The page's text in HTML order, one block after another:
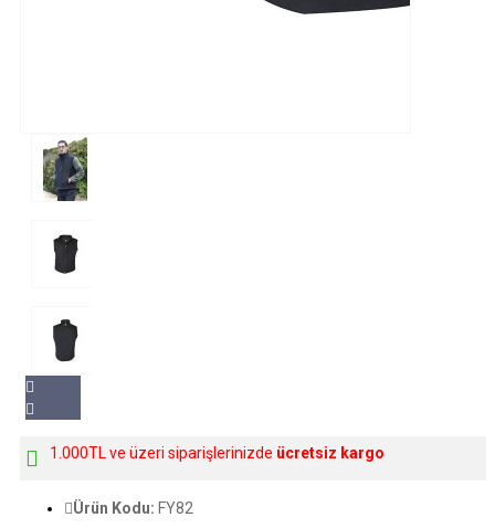
1.000TL ve üzeri siparişlerinizde ücretsiz kargo
Ürün Kodu: FY82